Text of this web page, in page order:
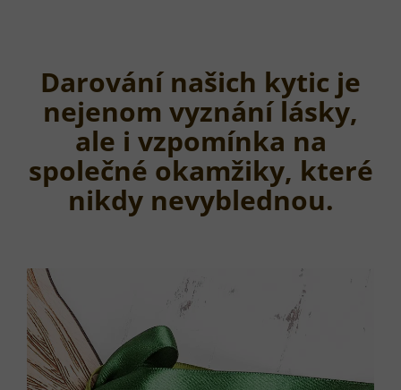
Darování našich kytic je
nejenom vyznání lásky,
ale i vzpomínka na
společné okamžiky, které
nikdy nevyblednou.